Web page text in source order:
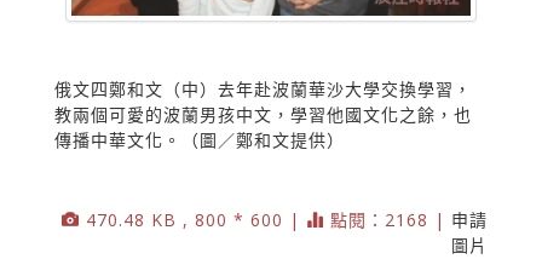
俄文四鄭和文（中）去年赴波蘭華沙大學交換學習，
教兩個可愛的波蘭男孩中文，學習他國文化之餘，也
傳播中華文化。（圖／鄭和文提供）
470.48 KB , 800 * 600 | 點閱：2168 | 申請
圖片